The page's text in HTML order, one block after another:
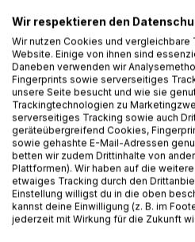
BESCHREIBUNG
Der Weihnachtsmann ist in
Osterhase hat seinen Job mit
Streß war zuviel; weltweite
Weihnachten, das Ganze noch
alle Wünsche richtig merken!
um!
Jetzt ist erst einmal Urlaub
in dieser Zeit den Job vom
Es muß ein Vertreter her, doch
Beste kann es sein. Bis zu vier
Wir respektieren den
Wir nutzen Cookies und
Website. Einige von ihnen sind
Daneben verwenden wir
Fingerprints sowie serverseitiges
unsere Seite besucht und wie sie
Trackingtechnologien zu
serverseitiges Tracking sowie auch
geräteübergreifend Cookies,
sowie gehashte E-Mail-Adressen
betten wir zudem Drittinhalte von
Plattformen). Wir haben auf die
etwaiges Tracking durch den
Einstellung willigst du in die oben
kannst deine Einwilligung (z. B. im
jederzeit mit Wirkung für die Zukunft